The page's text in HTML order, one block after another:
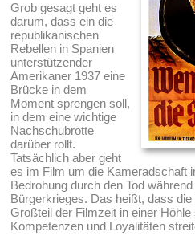
Grob gesagt geht es
darum, dass ein die
republikanischen
Rebellen in Spanien
unterstützender
Amerikaner 1937 eine
Brücke in dem
Moment sprengen soll,
in dem eine wichtige
Nachschubrotte
darüber rollt.
Tatsächlich aber geht
es im Film um die Kameradschaft
Bedrohung durch den Tod
Bürgerkrieges. Das heißt, dass
Großteil der Filmzeit in einer
Kompetenzen und Loyalitäten